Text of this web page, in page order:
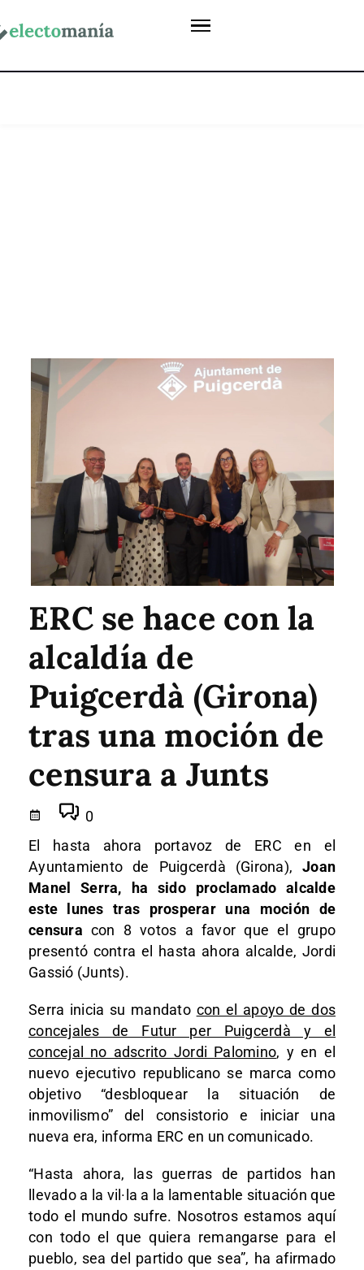
ERC se hace con la
alcaldía de
Puigcerdà (Girona)
tras una moción de
censura a Junts
0
El hasta ahora portavoz de ERC en el
Ayuntamiento de Puigcerdà (Girona), Joan
Manel Serra, ha sido proclamado alcalde
este lunes tras prosperar una moción de
censura con 8 votos a favor que el grupo
presentó contra el hasta ahora alcalde, Jordi
Gassió (Junts).
Serra inicia su mandato con el apoyo de dos
concejales de Futur per Puigcerdà y el
concejal no adscrito Jordi Palomino, y en el
nuevo ejecutivo republicano se marca como
objetivo “desbloquear la situación de
inmovilismo” del consistorio e iniciar una
nueva era, informa ERC en un comunicado.
“Hasta ahora, las guerras de partidos han
llevado a la vil·la a la lamentable situación que
todo el mundo sufre. Nosotros estamos aquí
con todo el que quiera remangarse para el
pueblo, sea del partido que sea”, ha afirmado